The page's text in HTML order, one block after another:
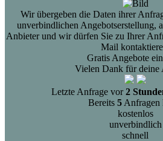
Wir übergeben die Daten ihrer
unverbindlichen Angebotserstellung,
Anbieter und wir dürfen Sie zu Ihrer
Mail
Gratis Angebote
Vielen Dank für deine
Letzte Anfrage vor2
Bereits 5Anfragen
kostenlos
unverbindlich
schnell